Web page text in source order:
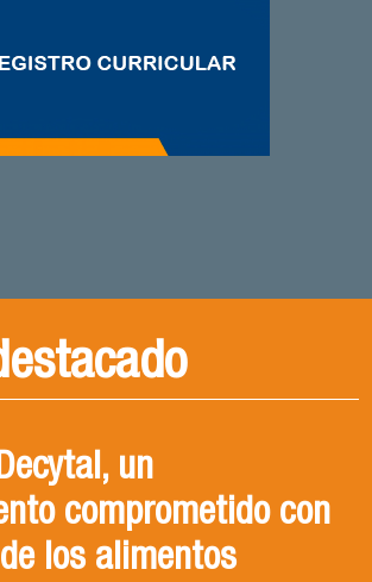
un
comprometido con
los alimentos
en alimentos
alimentos